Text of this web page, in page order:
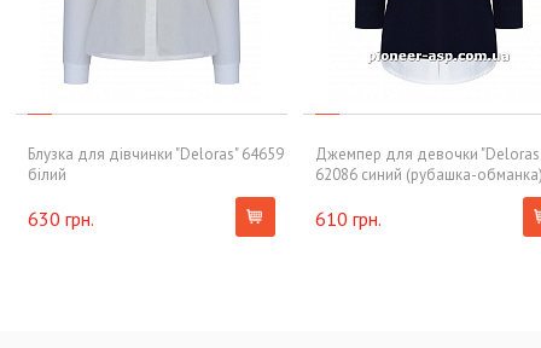
Блузка для дівчинки "Deloras" 64659
білий
630 грн.
Джемпер для девочки
62086 синий (рубашка-
610 грн.